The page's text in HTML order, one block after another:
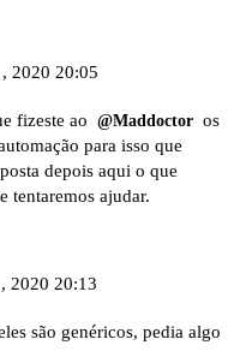
2020 20:05
fizeste ao @Maddoctor os
para isso que
depois aqui o que
tentaremos ajudar.
2020 20:13
são genéricos, pedia algo